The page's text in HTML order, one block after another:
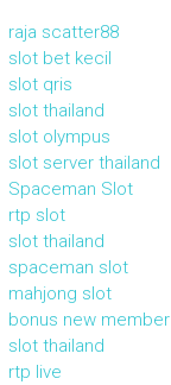
raja scatter88
slot bet kecil
slot qris
slot thailand
slot olympus
slot server thailand
Spaceman Slot
rtp slot
slot thailand
spaceman slot
mahjong slot
bonus new member
slot thailand
rtp live